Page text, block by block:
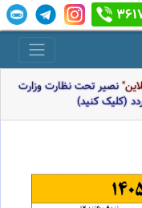
نصیر تحت نظارت وزارت
(کلیک کنید)